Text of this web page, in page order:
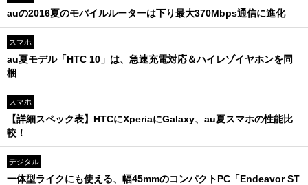
auの2016夏のモバイルルーターは下り最大370Mbps通信に進化
スマホ
au夏モデル「HTC 10」は、急速充電対応＆ハイレゾイヤホンを同
梱
スマホ
【詳細スペック表】HTCにXperiaにGalaxy、au夏スマホの性能比
較！
デジタル
一体型ライクにも使える、幅45mmのコンパクトPC「Endeavor ST